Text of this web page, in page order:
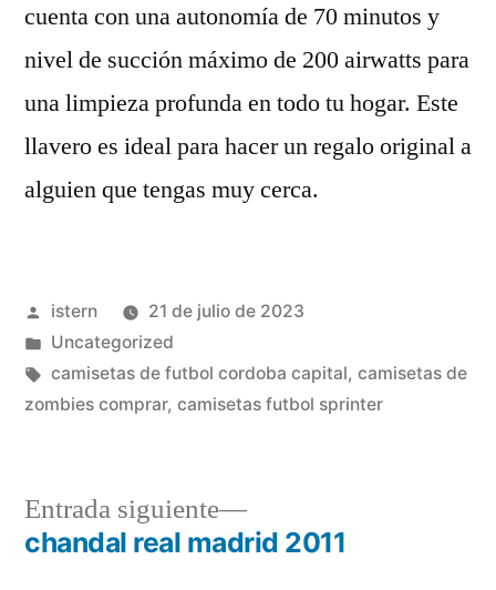
cuenta con una autonomía de 70 minutos y
nivel de succión máximo de 200 airwatts para
una limpieza profunda en todo tu hogar. Este
llavero es ideal para hacer un regalo original a
alguien que tengas muy cerca.
Publicado
por
istern
21 de julio de 2023
Publicado
en
Uncategorized
Etiquetas:
camisetas de futbol cordoba capital, camisetas de
zombies comprar, camisetas futbol sprinter
Navegación
Entrada siguiente
Entrada
siguiente:
chandal real madrid 2011